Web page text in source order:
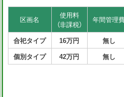
区画名
使用料
（非課税）
年間管理
合祀タイプ 16万円 無し
個別タイプ
42万円 無し